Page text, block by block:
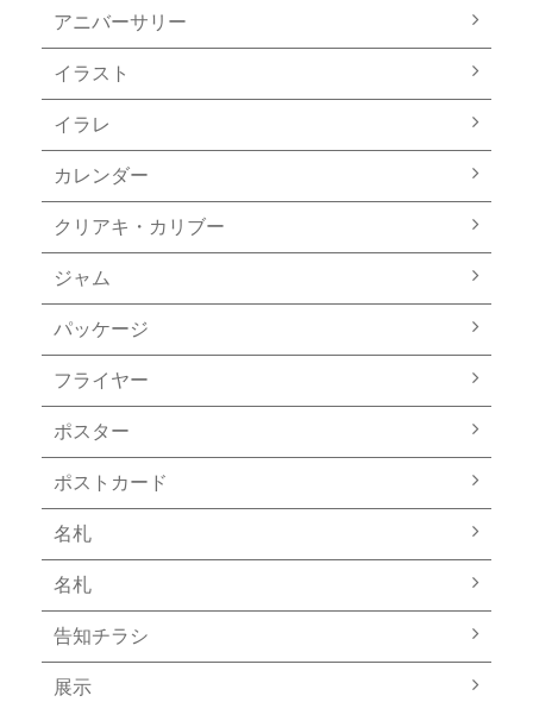
アニバーサリー
イラスト
イラレ
カレンダー
クリアキ・カリブー
ジャム
パッケージ
フライヤー
ポスター
ポストカード
名札
名札
告知チラシ
展示